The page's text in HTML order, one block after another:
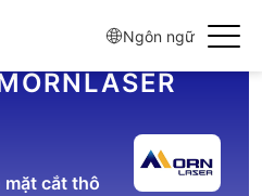
Ngôn ngữ
03-30
mặt cắt thô